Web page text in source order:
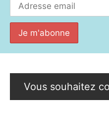
Vous souhaitez